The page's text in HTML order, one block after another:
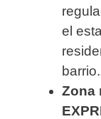
el
barrio.
Zona